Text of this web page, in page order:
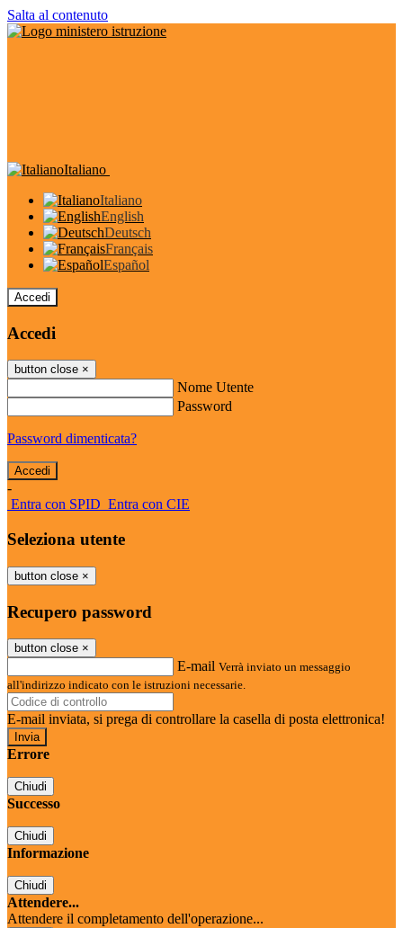
Salta al contenuto
Italiano
Italiano
English
Deutsch
Français
Español
Accedi
Accedi
button close ×
Nome Utente
Password
Password dimenticata?
-
Entra con SPID Entra con CIE
Seleziona utente
button close ×
Recupero password
button close ×
E-mail Verrà inviato un messaggio
all'indirizzo indicato con le istruzioni necessarie.
E-mail inviata, si prega di controllare la casella di posta elettronica!
Errore
Chiudi
Successo
Chiudi
Informazione
Chiudi
Attendere...
Attendere il completamento dell'operazione...